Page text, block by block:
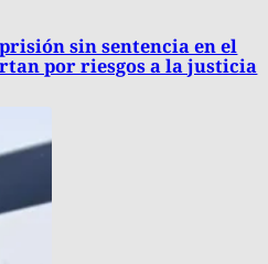
sin sentencia en el
por riesgos a la justicia